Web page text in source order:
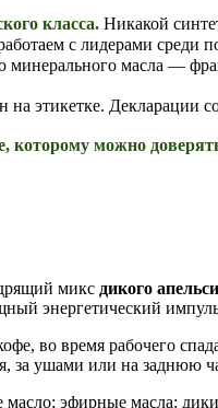
класса. Никакой
с лидерами среди
минерального масла —
на этикетке. Декларации
которому можно
микс дикого
энергетический
во время рабочего
за ушами или на заднюю
масло; эфирные масла: